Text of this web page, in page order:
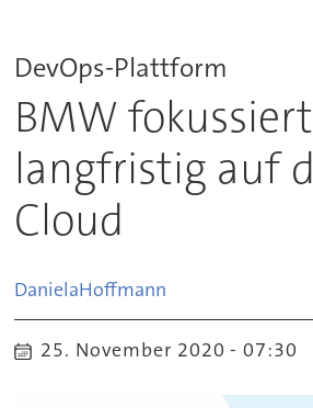
DevOps-Plattform
BMW
langfristig auf
Cloud
DanielaHoffmann
25. November 2020 - 07:30